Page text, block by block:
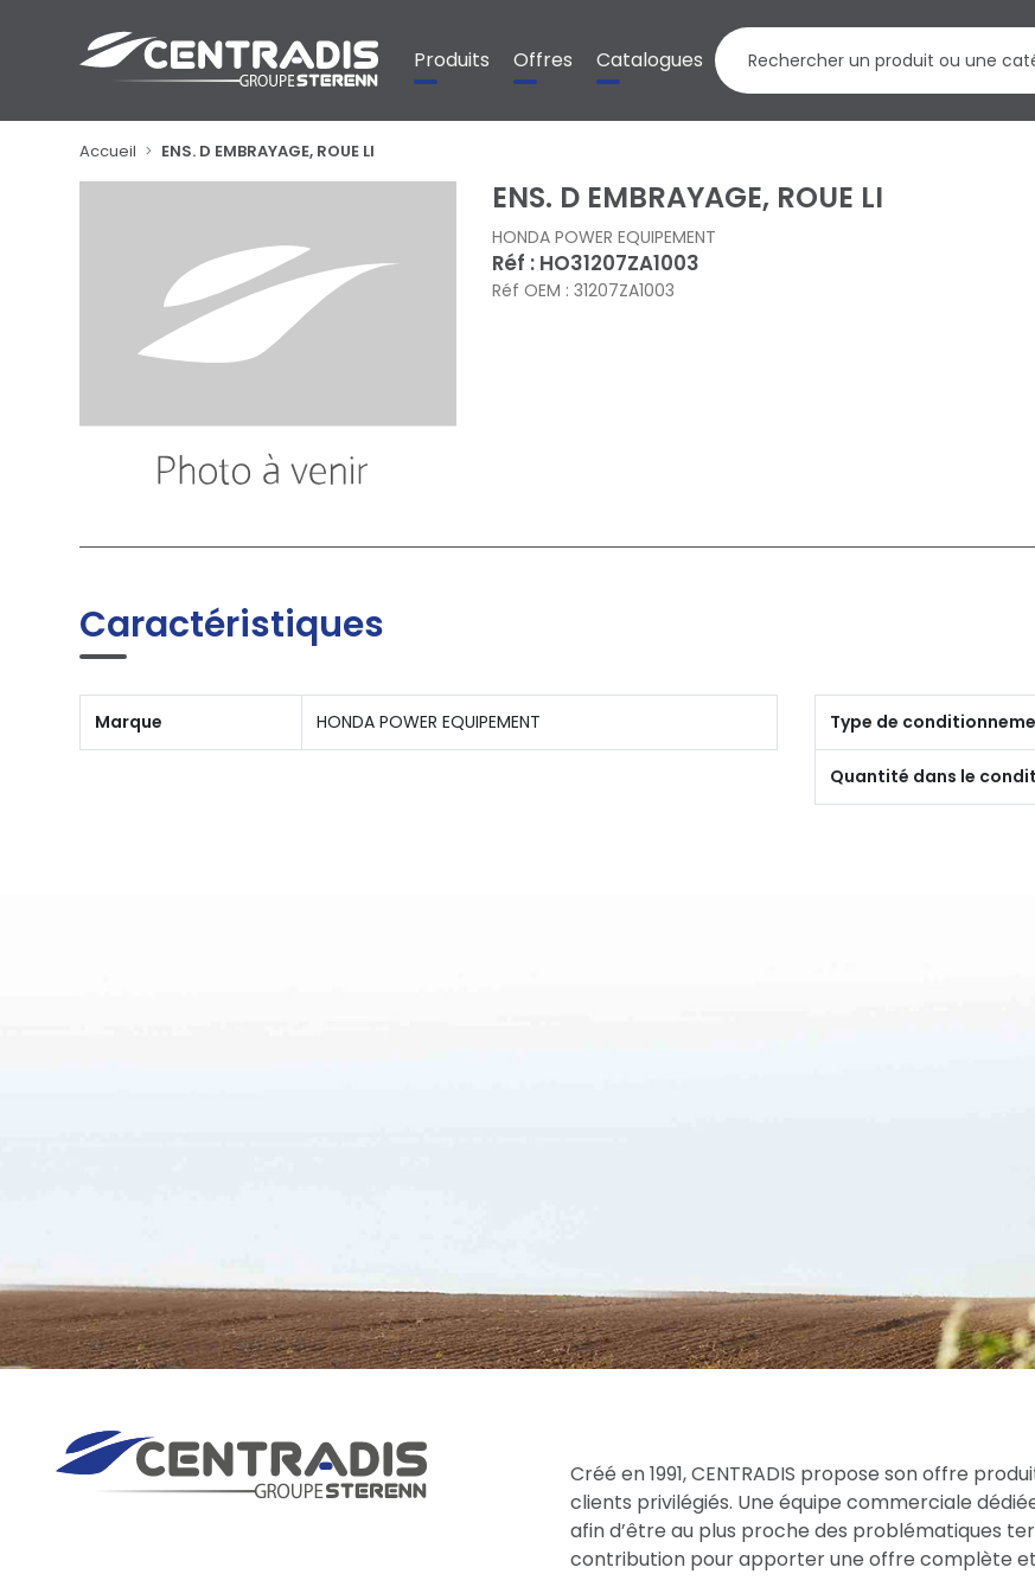
Produits Offres Catalogues
Accueil ENS. D EMBRAYAGE, ROUE LI
ENS. D EMBRAYAGE, ROUE LI
HONDA POWER EQUIPEMENT
Réf : HO31207ZA1003
Réf OEM : 31207ZA1003
Caractéristiques
Marque HONDA POWER EQUIPEMENT Type de
Quantité dans le
Créé en 1991, CENTRADIS propose son offre
clients privilégiés. Une équipe commerciale
afin d’être au plus proche des problématiques
contribution pour apporter une offre complète